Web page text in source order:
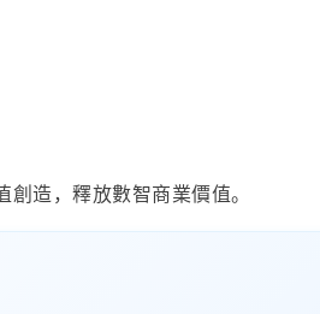
造，釋放數智商業價值。